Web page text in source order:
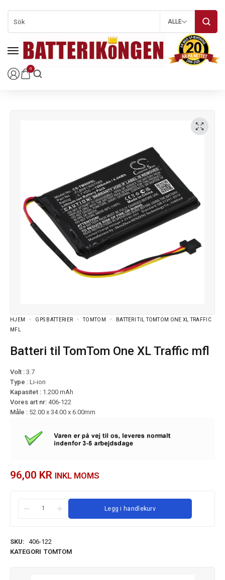
0
ALLE
HJEM GPS BATTERIER TOMTOM
BATTERI TIL TOMTOM ONE XL TRAFFIC
MFL
Batteri til TomTom One XL Traffic mfl
Volt : 3.7
Type : Li-ion
Kapasitet : 1.200 mAh
Vores art nr: 406-122
Måle : 52.00 x 34.00 x 6.00mm
96,00 KR INKL MOMS
Legg i handlekurv
SKU: 406-122
KATEGORI TOMTOM